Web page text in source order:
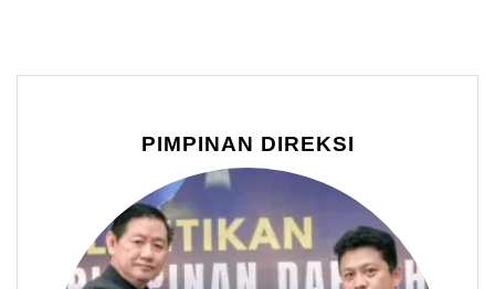
PIMPINAN DIREKSI